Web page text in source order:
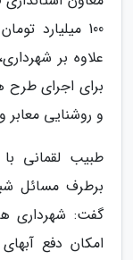
100 میلیارد
علاوه بر
برای اجرای
و روشنایی معابر
طبیب لقمانی
برطرف مسائل
گفت: شهرداری
امکان دفع